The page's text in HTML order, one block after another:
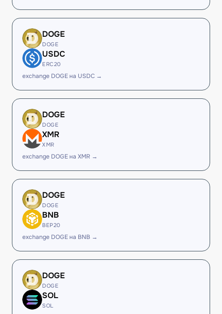
DOGE
DOGE
USDC
ERC20
exchange DOGE на USDC →
DOGE
DOGE
XMR
XMR
exchange DOGE на XMR →
DOGE
DOGE
BNB
BEP20
exchange DOGE на BNB →
DOGE
DOGE
SOL
SOL